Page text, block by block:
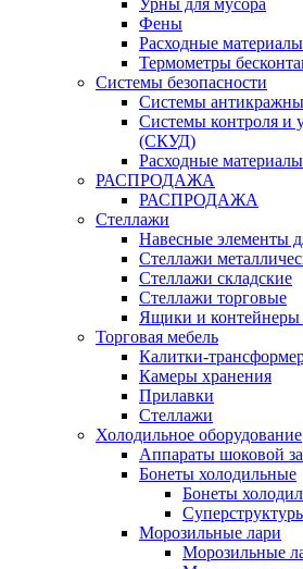
Урны для мусора
Фены
Расходные
Термометры
Системы безопасности
Системы
Системы контроля и
(СКУД)
Расходные
РАСПРОДАЖА
РАСПРОДАЖА
Стеллажи
Навесные элементы
Стеллажи
Стеллажи складские
Стеллажи торговые
Ящики и контейнеры
Торговая мебель
Калитки-
Камеры хранения
Прилавки
Стеллажи
Холодильное оборудование
Аппараты шоковой
Бонеты холодильные
Бонеты
Морозильные лари
Морозильные